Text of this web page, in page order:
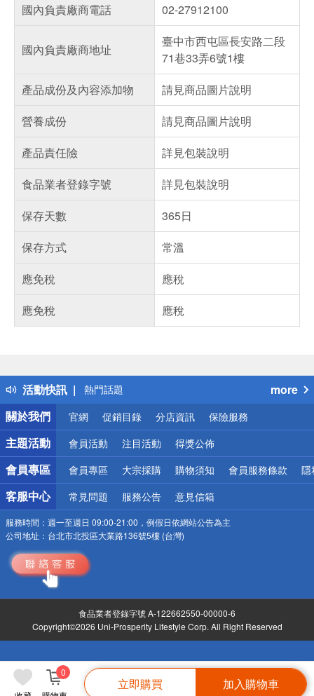
0
立即購買 加入購物車
國內負責廠商電話
02-27912100
國內負責廠商地址
臺中市西屯區長安路二段
71巷33弄6號1樓
產品成份及內容添加物
請見商品圖片說明
營養成份
請見商品圖片說明
產品責任險
詳見包裝說明
食品業者登錄字號
詳見包裝說明
保存天數
365日
保存方式
常溫
應免稅
應稅
應免稅
應稅
活動快訊
得獎公告
熱門話題
銀行優惠
偏遠地區配送
詐騙網頁！請小心！
more
關於我們
官網 促銷目錄 分店資訊 保險服務
主題活動 會員活動 注目活動 得獎公佈
會員專區 會員專區 大宗採購 購物須知 會員服務條款 隱
客服中心 常見問題 服務公告 意見信箱
服務時間： 週一至週日 09:00-21:00，例假日依網站公告為主
公司地址： 台北市北投區大業路136號5樓 (台灣)
食品業者登錄字號 A-122662550-00000-6
Copyright©2026 Uni-Prosperity Lifestyle Corp. All Right Reserved